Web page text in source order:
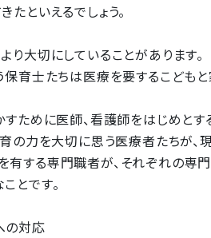
たといえるでしょう。
り大切にしていることがあります。
保育士たちは医療を要するこども
すために医師、看護師をはじめと
の力を大切に思う医療者たちが、
する専門職者が、それぞれの専
とです。
の対応